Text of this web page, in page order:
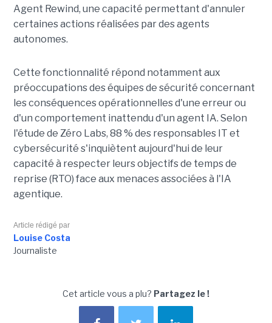
Agent Rewind, une capacité permettant d'annuler
certaines actions réalisées par des agents
autonomes.
Cette fonctionnalité répond notamment aux
préoccupations des équipes de sécurité concernant
les conséquences opérationnelles d'une erreur ou
d'un comportement inattendu d'un agent IA. Selon
l'étude de Zéro Labs, 88 % des responsables IT et
cybersécurité s'inquiètent aujourd'hui de leur
capacité à respecter leurs objectifs de temps de
reprise (RTO) face aux menaces associées à l'IA
agentique.
Article rédigé par
Louise Costa
Journaliste
Cet article vous a plu? Partagez le !